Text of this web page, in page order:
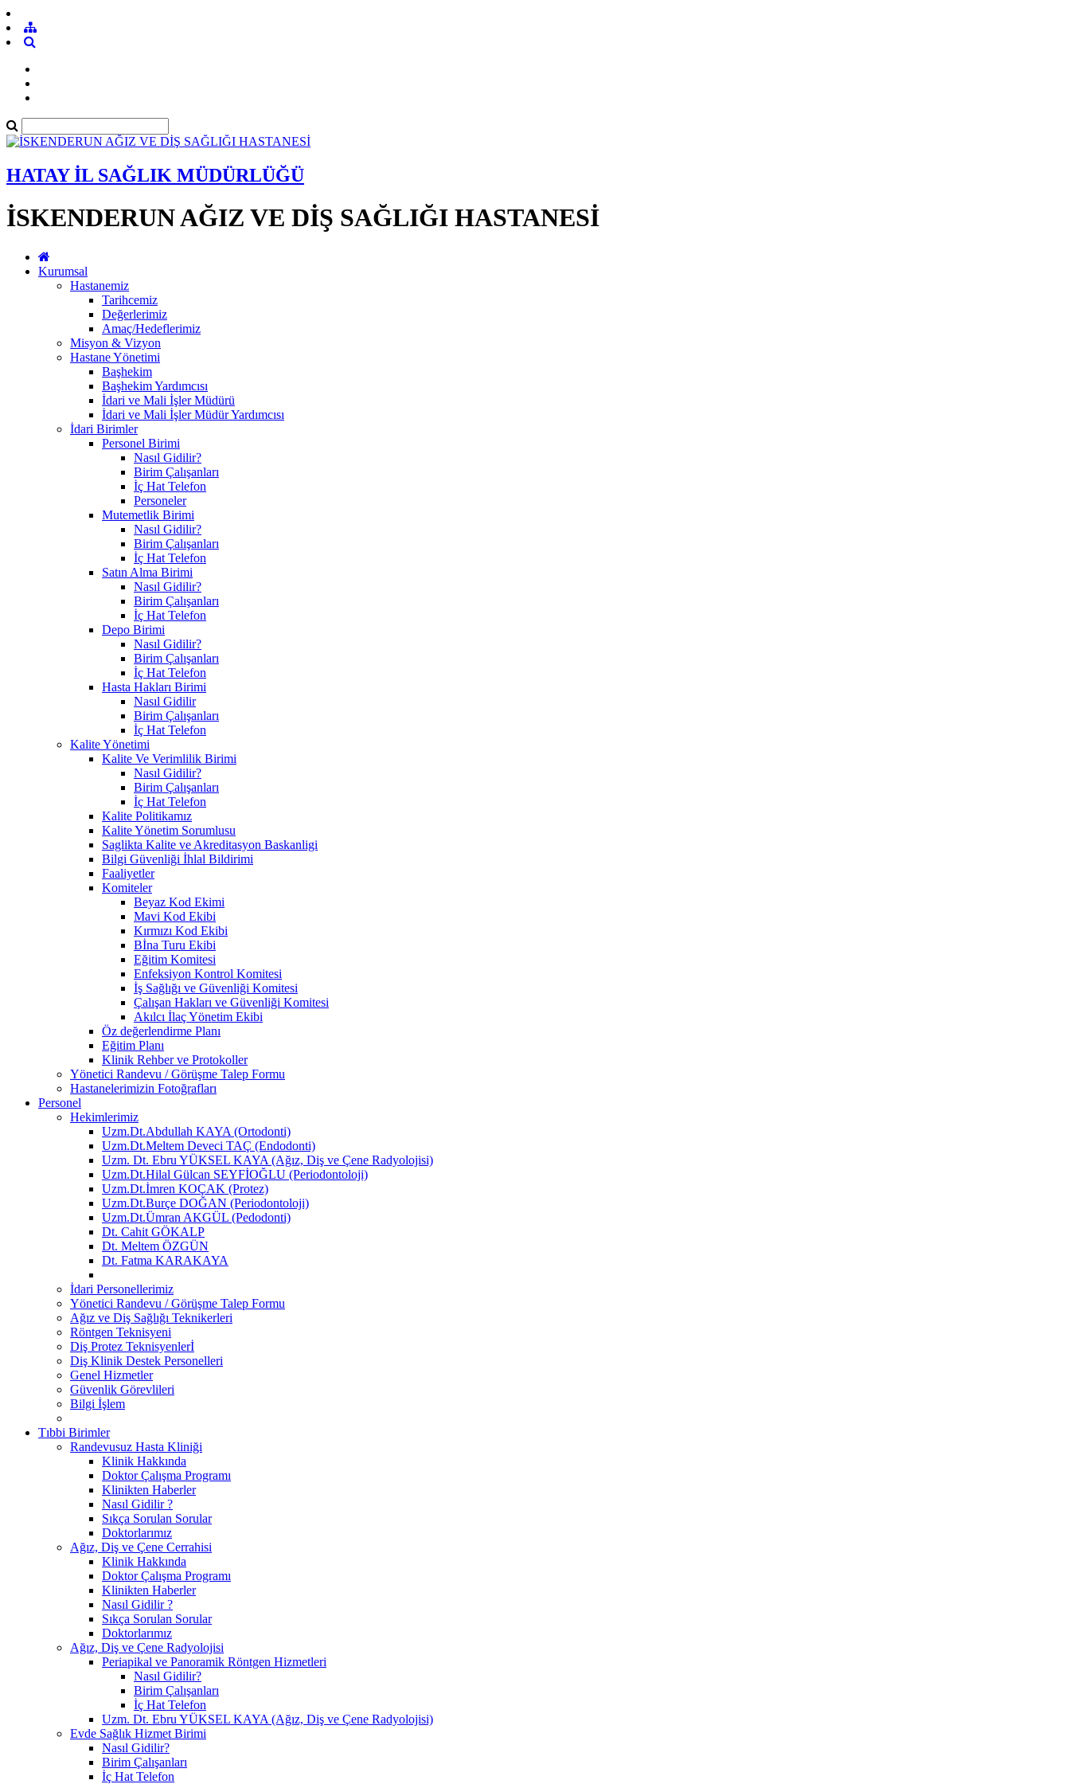
HATAY İL SAĞLIK MÜDÜRLÜĞÜ
İSKENDERUN AĞIZ VE DİŞ SAĞLIĞI HASTANESİ
Kurumsal
Hastanemiz
Tarihcemiz
Değerlerimiz
Amaç/Hedeflerimiz
Misyon & Vizyon
Hastane Yönetimi
Başhekim
Başhekim Yardımcısı
İdari ve Mali İşler Müdürü
İdari ve Mali İşler Müdür Yardımcısı
İdari Birimler
Personel Birimi
Nasıl Gidilir?
Birim Çalışanları
İç Hat Telefon
Personeler
Mutemetlik Birimi
Nasıl Gidilir?
Birim Çalışanları
İç Hat Telefon
Satın Alma Birimi
Nasıl Gidilir?
Birim Çalışanları
İç Hat Telefon
Depo Birimi
Nasıl Gidilir?
Birim Çalışanları
İç Hat Telefon
Hasta Hakları Birimi
Nasıl Gidilir
Birim Çalışanları
İç Hat Telefon
Kalite Yönetimi
Kalite Ve Verimlilik Birimi
Nasıl Gidilir?
Birim Çalışanları
İç Hat Telefon
Kalite Politikamız
Kalite Yönetim Sorumlusu
Saglikta Kalite ve Akreditasyon Baskanligi
Bilgi Güvenliği İhlal Bildirimi
Faaliyetler
Komiteler
Beyaz Kod Ekimi
Mavi Kod Ekibi
Kırmızı Kod Ekibi
Bİna Turu Ekibi
Eğitim Komitesi
Enfeksiyon Kontrol Komitesi
İş Sağlığı ve Güvenliği Komitesi
Çalışan Hakları ve Güvenliği Komitesi
Akılcı İlaç Yönetim Ekibi
Öz değerlendirme Planı
Eğitim Planı
Klinik Rehber ve Protokoller
Yönetici Randevu / Görüşme Talep Formu
Hastanelerimizin Fotoğrafları
Personel
Hekimlerimiz
Uzm.Dt.Abdullah KAYA (Ortodonti)
Uzm.Dt.Meltem Deveci TAÇ (Endodonti)
Uzm. Dt. Ebru YÜKSEL KAYA (Ağız, Diş ve Çene Radyolojisi)
Uzm.Dt.Hilal Gülcan SEYFİOĞLU (Periodontoloji)
Uzm.Dt.İmren KOÇAK (Protez)
Uzm.Dt.Burçe DOĞAN (Periodontoloji)
Uzm.Dt.Ümran AKGÜL (Pedodonti)
Dt. Cahit GÖKALP
Dt. Meltem ÖZGÜN
Dt. Fatma KARAKAYA
İdari Personellerimiz
Yönetici Randevu / Görüşme Talep Formu
Ağız ve Diş Sağlığı Teknikerleri
Röntgen Teknisyeni
Diş Protez Teknisyenlerİ
Diş Klinik Destek Personelleri
Genel Hizmetler
Güvenlik Görevlileri
Bilgi İşlem
Tıbbi Birimler
Randevusuz Hasta Kliniği
Klinik Hakkında
Doktor Çalışma Programı
Klinikten Haberler
Nasıl Gidilir ?
Sıkça Sorulan Sorular
Doktorlarımız
Ağız, Diş ve Çene Cerrahisi
Klinik Hakkında
Doktor Çalışma Programı
Klinikten Haberler
Nasıl Gidilir ?
Sıkça Sorulan Sorular
Doktorlarımız
Ağız, Diş ve Çene Radyolojisi
Periapikal ve Panoramik Röntgen Hizmetleri
Nasıl Gidilir?
Birim Çalışanları
İç Hat Telefon
Uzm. Dt. Ebru YÜKSEL KAYA (Ağız, Diş ve Çene Radyolojisi)
Evde Sağlık Hizmet Birimi
Nasıl Gidilir?
Birim Çalışanları
İç Hat Telefon